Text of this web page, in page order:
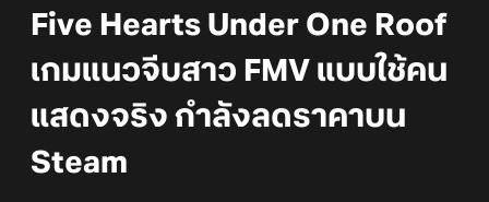
Five Hearts Under One Roof
เกมแนวจีบสาว FMV แบบใช้คน
แสดงจริง กำลังลดราคาบน
Steam